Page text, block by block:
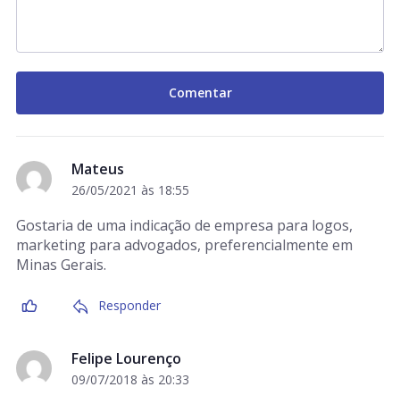
Mateus
26/05/2021 às 18:55
Gostaria de uma indicação de empresa para logos,
marketing para advogados, preferencialmente em
Minas Gerais.
Responder
Felipe Lourenço
09/07/2018 às 20:33